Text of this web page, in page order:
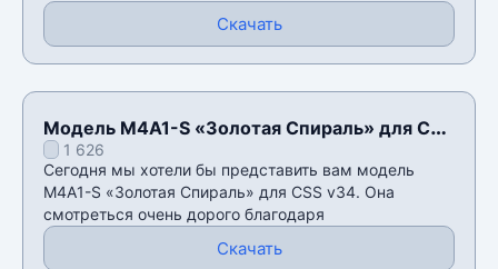
Скачать
Модель M4A1-S «Золотая Спираль» для CSS
v341 626
Сегодня мы хотели бы представить вам модель
M4A1-S «Золотая Спираль» для CSS v34. Она
смотреться очень дорого благодаря
Скачать